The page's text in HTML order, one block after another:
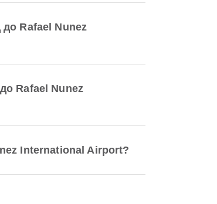
Rafael Nunez
Rafael Nunez
International Airport?